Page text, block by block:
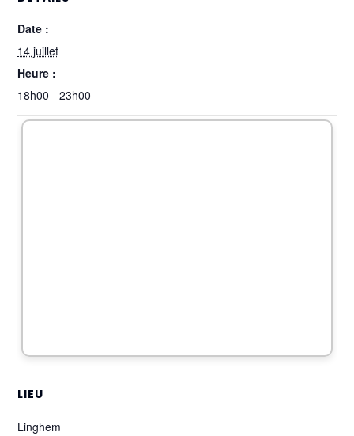
Date :
14 juillet
Heure :
18h00 - 23h00
LIEU
Linghem